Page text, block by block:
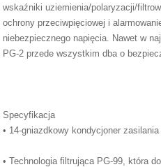
wskaźniki uziemienia/polaryzacji/
ochrony przeciwpięciowej i
niebezpiecznego napięcia. Nawet w
PG-2 przede wszystkim dba o
Specyfikacja
• 14-gniazdkowy kondycjoner zasilania
• Technologia filtrująca PG-99, która